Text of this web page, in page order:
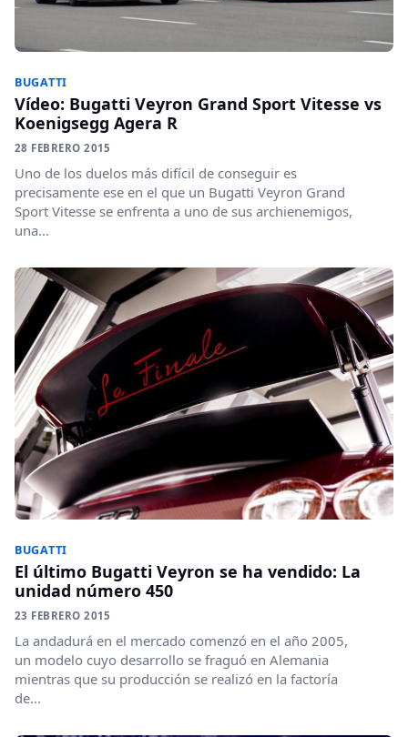
BUGATTI
Vídeo: Bugatti Veyron Grand Sport Vitesse vs
Koenigsegg Agera R
28 FEBRERO 2015
Uno de los duelos más difícil de conseguir es
precisamente ese en el que un Bugatti Veyron Grand
Sport Vitesse se enfrenta a uno de sus archienemigos,
una...
BUGATTI
El último Bugatti Veyron se ha vendido: La
unidad número 450
23 FEBRERO 2015
La andadurá en el mercado comenzó en el año 2005,
un modelo cuyo desarrollo se fraguó en Alemania
mientras que su producción se realizó en la factoría
de...